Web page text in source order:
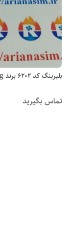
بلبرینگ کد 6202 برند Spring
تماس بگیرید